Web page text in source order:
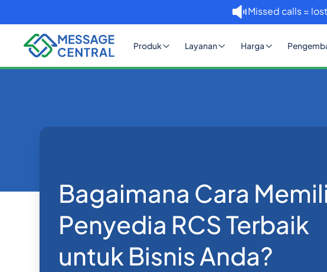
Missed calls =
Produk Layanan Harga
Bagaimana Cara
Penyedia RCS Terbaik
untuk Bisnis Anda?